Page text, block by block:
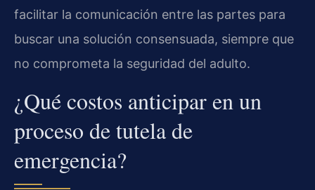
facilitar la comunicación entre las partes para
buscar una solución consensuada, siempre que
no comprometa la seguridad del adulto.
¿Qué costos anticipar en un
proceso de tutela de
emergencia?